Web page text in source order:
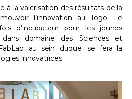
à la valorisation des résultats de la
l’innovation au Togo. Le
d’incubateur pour les jeunes
domaine des Sciences et
au sein duquel se fera la
innovatrices.